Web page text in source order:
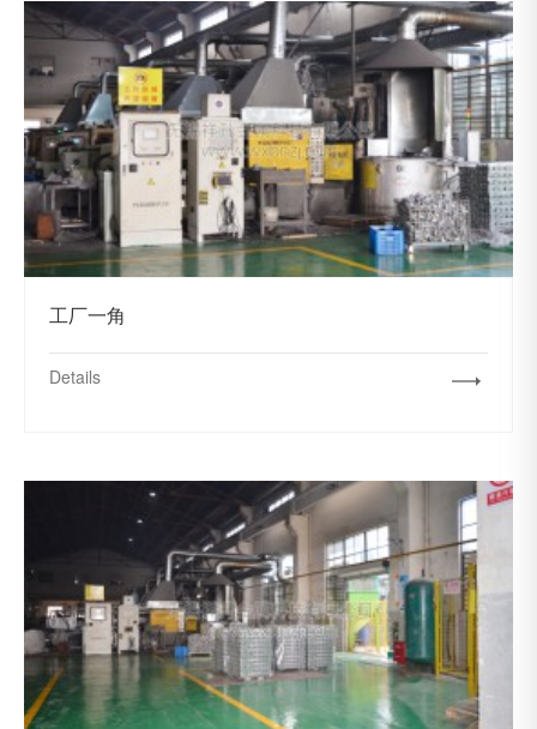
工厂一角
Details